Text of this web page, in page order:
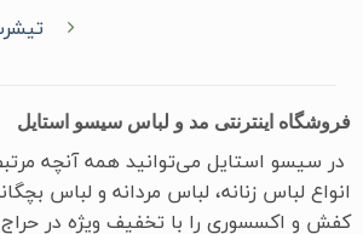
فروشگاه اینترنتی مد و لباس سیسو استایل
در سیسو ‌استایل می‌توانید همه آنچه
انواع لباس زنانه، لباس مردانه و لباس
کفش و اکسسوری را با تخفیف ویژه در حراج